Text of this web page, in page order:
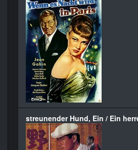
streunender Hund, Ein / Ein